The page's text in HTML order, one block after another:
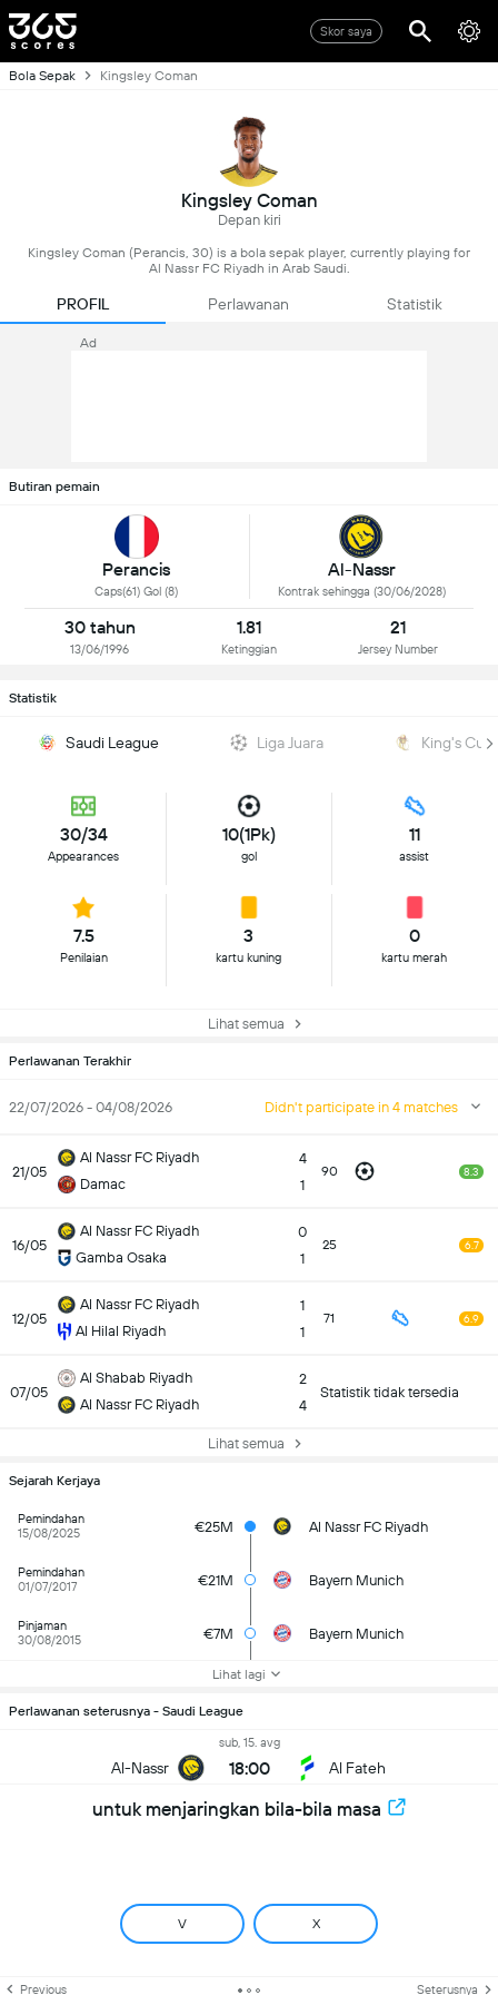
Skor saya
Bola Sepak Kingsley Coman
Kingsley Coman
Depan kiri
Kingsley Coman (Perancis, 30) is a bola sepak player, currently playing for
Al Nassr FC Riyadh in Arab Saudi.
PROFIL Perlawanan Statistik
Ad
Butiran pemain
Perancis
Caps(61) Gol (8)
Al-Nassr
Kontrak sehingga (30/06/2028)
30 tahun
13/06/1996
1.81
Ketinggian
21
Jersey Number
Statistik
Saudi League Liga Juara King's Cup
30/34
Appearances
10(1Pk)
gol
11
assist
7.5
Penilaian
3
kartu kuning
0
kartu merah
Lihat semua
Perlawanan seterusnya - Saudi League
Al-Nassr
sub, 15. avg
18:00 Al Fateh
untuk menjaringkan bila-bila masa
V X
Previous Seterusnya
Perlawanan Terakhir
22/07/2026 - 04/08/2026 Didn't participate in 4 matches
21/05
Al Nassr FC Riyadh
Damac
4
1
90 8.3
16/05
Al Nassr FC Riyadh
Gamba Osaka
0
1
25 6.7
12/05
Al Nassr FC Riyadh
Al Hilal Riyadh
1
1
71 6.9
07/05
Al Shabab Riyadh
Al Nassr FC Riyadh
2
4
Statistik tidak tersedia
Lihat semua
Sejarah Kerjaya
Pemindahan
15/08/2025
€25M Al Nassr FC Riyadh
Pemindahan
01/07/2017
€21M Bayern Munich
Pinjaman
30/08/2015
€7M Bayern Munich
Lihat lagi